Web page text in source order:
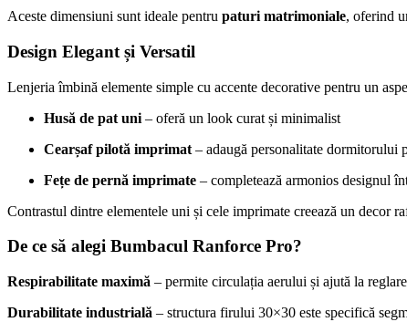
Aceste dimensiuni sunt ideale pentru paturi matrimoniale, oferind
Design Elegant și Versatil
Lenjeria îmbină elemente simple cu accente decorative pentru un
Husă de pat uni – oferă un look curat și minimalist
Cearșaf pilotă imprimat – adaugă personalitate dormitorului
Fețe de pernă imprimate – completează armonios designul
Contrastul dintre elementele uni și cele imprimate creează un decor
De ce să alegi Bumbacul Ranforce Pro?
Respirabilitate maximă – permite circulația aerului și ajută la
Durabilitate industrială – structura firului 30×30 este specifică